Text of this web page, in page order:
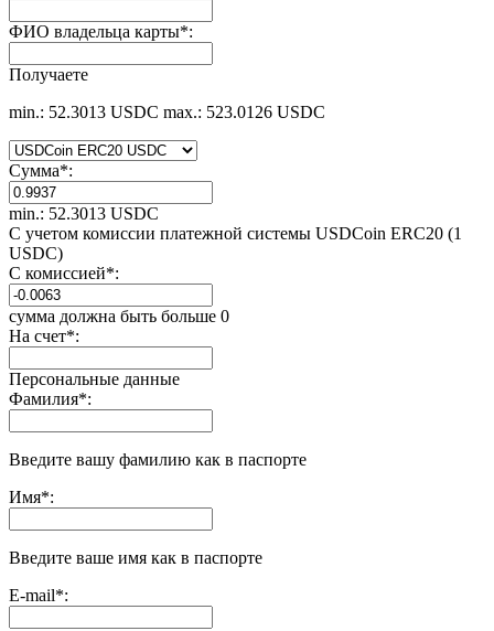
ФИО владельца карты*:
Получаете
min.: 52.3013 USDC max.: 523.0126 USDC
Сумма*:
min.: 52.3013 USDC
С учетом комиссии платежной системы USDCoin ERC20 (1
USDC)
С комиссией*:
сумма должна быть больше 0
На счет*:
Персональные данные
Фамилия*:
Введите вашу фамилию как в паспорте
Имя*:
Введите ваше имя как в паспорте
E-mail*: